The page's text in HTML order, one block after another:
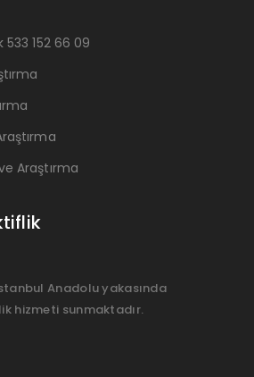
152 66 09
Araştırma
Anadolu yakasında
hizmeti sunmaktadır.